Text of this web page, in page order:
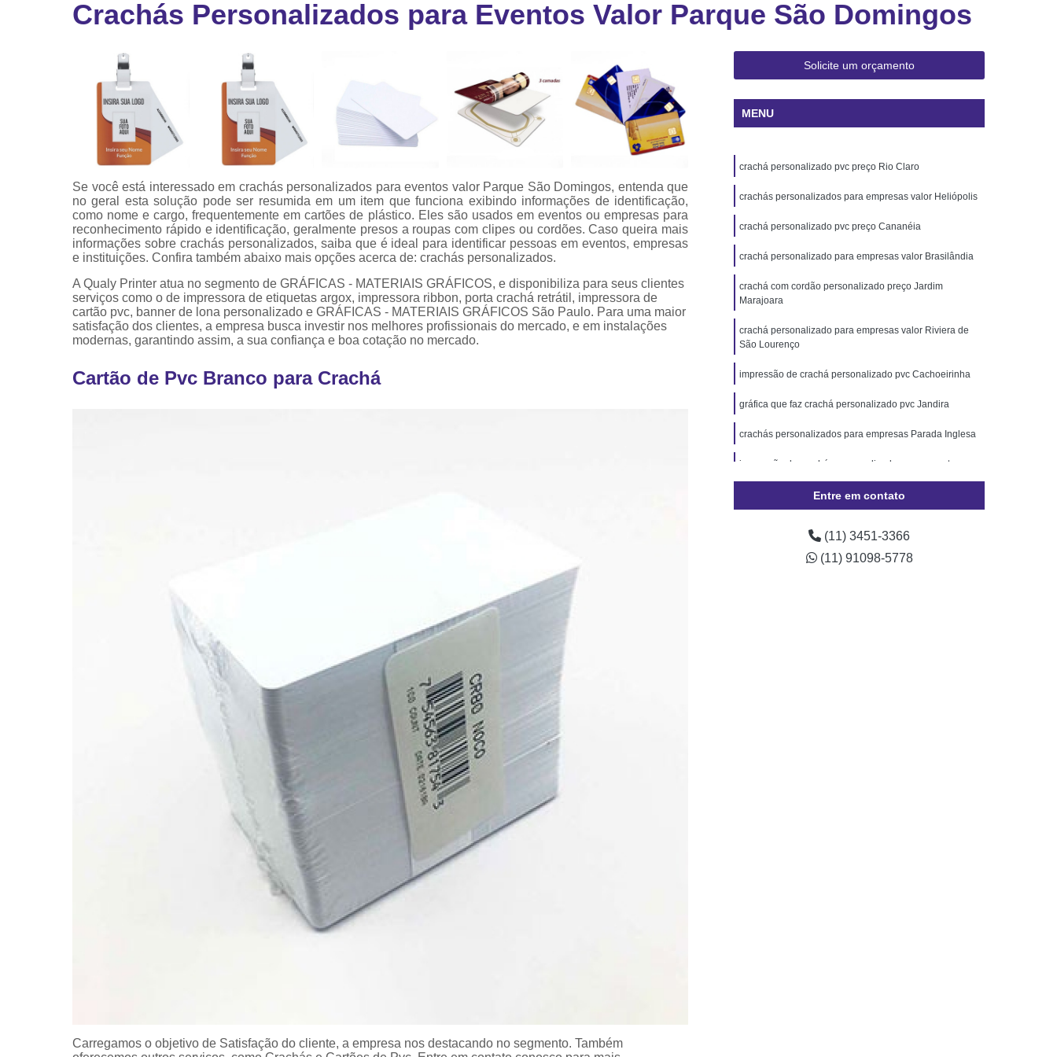
Ribbon
Cartão Fidelidade Pvc Rio de Janeiro
Cartão Pvc Pará
Cartão Pvc Personalizado Santa Catarina
Cordão de Crachá
Cordão de Crachá Poliéster
Cordão para Crachá
Cordão para Crachá Digital
Cordão para Crachá em Poliéster
Cordão para Crachá Personalizado
Cordão Poliéster para Crachá
Fábrica de Cordão para Crachá
Cordões para Crachás Personalizados Santa Catarina
Cordinha de Crachá Personalizada Rio de Janeiro
Cordinha para Crachá Minas Gerais
Cordinha para Crachá Personalizada Rio de Janeiro
Cordão Crachá Personalizado Rio Grande do Sul
Cordão para Crachá com Trava de Segurança Rio Grande do Sul
Cordão Personalizado Crachá Santa Catarina
Cordão Personalizado para Crachá Rio Grande do Sul
Cordão Personalizado Santa Catarina
Crachá
Crachá com Chip
Crachá de Plástico
Crachá em Branco
Porta Crachá Conjugado
Porta Crachá Plástico
Crachás Personalizados para Eventos Valor Parque São Domingos
Se você está interessado em crachás personalizados para eventos valor Parque São Domingos, entenda que
no geral esta solução pode ser resumida em um item que funciona exibindo informações de identificação,
como nome e cargo, frequentemente em cartões de plástico. Eles são usados em eventos ou empresas para
reconhecimento rápido e identificação, geralmente presos a roupas com clipes ou cordões. Caso queira mais
informações sobre crachás personalizados, saiba que é ideal para identificar pessoas em eventos, empresas
e instituições. Confira também abaixo mais opções acerca de: crachás personalizados.
A Qualy Printer atua no segmento de GRÁFICAS - MATERIAIS GRÁFICOS, e disponibiliza para seus clientes
serviços como o de impressora de etiquetas argox, impressora ribbon, porta crachá retrátil, impressora de
cartão pvc, banner de lona personalizado e GRÁFICAS - MATERIAIS GRÁFICOS São Paulo. Para uma maior
satisfação dos clientes, a empresa busca investir nos melhores profissionais do mercado, e em instalações
modernas, garantindo assim, a sua confiança e boa cotação no mercado.
Cartão de Pvc Branco para Crachá
Carregamos o objetivo de Satisfação do cliente, a empresa nos destacando no segmento. Também
Solicite um orçamento
MENU
crachá personalizado pvc preço Rio Claro
crachás personalizados para empresas valor Heliópolis
crachá personalizado pvc preço Cananéia
crachá personalizado para empresas valor Brasilândia
crachá com cordão personalizado preço Jardim
Marajoara
crachá personalizado para empresas valor Riviera de
São Lourenço
impressão de crachá personalizado pvc Cachoeirinha
gráfica que faz crachá personalizado pvc Jandira
crachás personalizados para empresas Parada Inglesa
impressão de crachás personalizados para eventos
Entre em contato
(11) 3451-3366
(11) 91098-5778